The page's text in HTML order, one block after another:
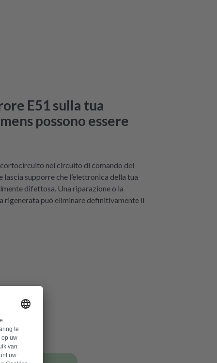
E51 sulla tua
possono essere
nel circuito di comando del
lascia supporre che l’elettronica della tua
difettosa. Una riparazione o la
rigenerata può eliminare definitivamente il